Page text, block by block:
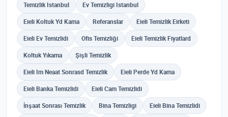
Temizlik Istanbul Ev Temizligi Istanbul
Eieli Koltuk Yd Kama Referanslar Eieli Temizlik Eirketi
Eieli Ev Temizlidi Ofis Temizliği Eieli Temizlik Fiyatlard
Koltuk Yıkama Şişli Temizlik
Eieli Im Neaat Sonrasd Temizlik Eieli Perde Yd Kama
Eieli Banka Temizlidi Eieli Cam Temizlidi
İnşaat Sonrası Temizlik Bina Temizligi Eieli Bina Temizlidi